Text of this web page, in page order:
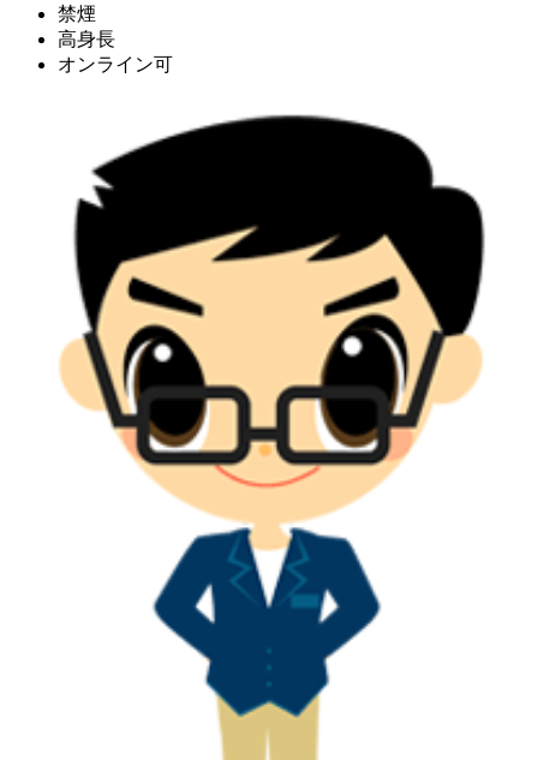
禁煙
高身長
オンライン可